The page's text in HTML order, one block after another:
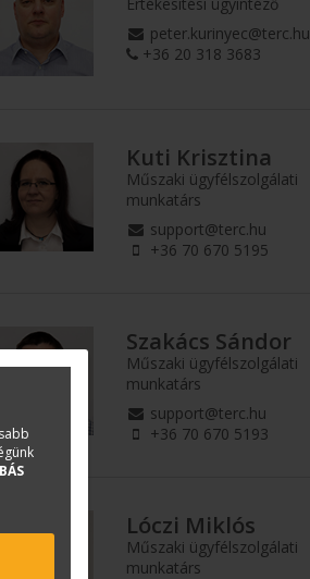
peter.kurinyec@terc.hu
+36 20 318 3683
Kuti Krisztina
Műszaki ügyfélszolgálati
munkatárs
support@terc.hu
+36 70 670 5195
Szakács Sándor
Műszaki ügyfélszolgálati
munkatárs
support@terc.hu
+36 70 670 5193
Lóczi Miklós
Műszaki ügyfélszolgálati
munkatárs